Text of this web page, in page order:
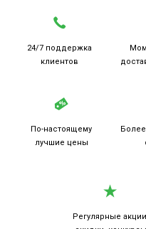
24/7 поддержка
клиентов
По-настоящему
лучшие цены
Регулярные акции,